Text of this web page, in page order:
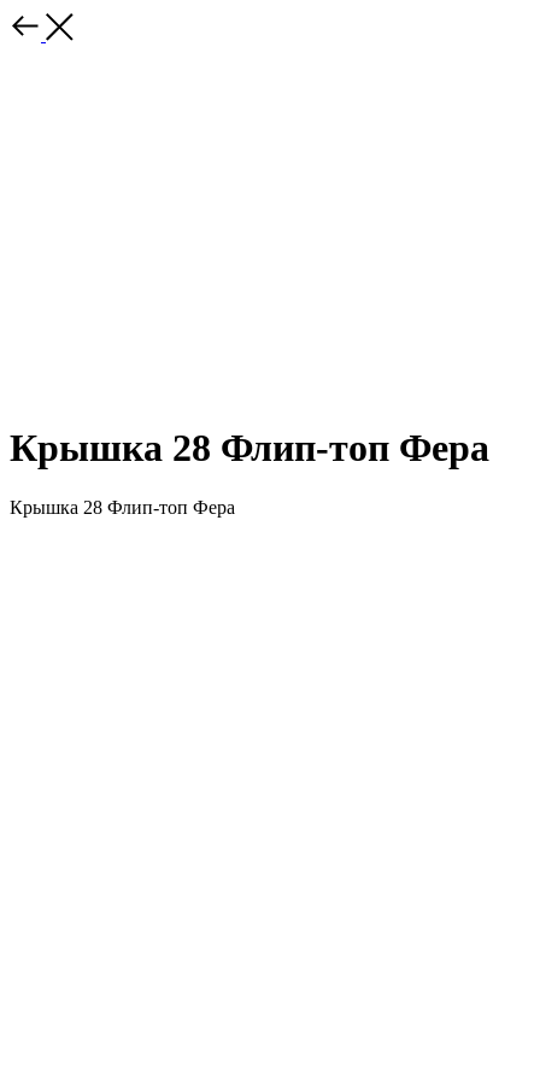
Крышка 28 Флип-топ Фера
Крышка 28 Флип-топ Фера